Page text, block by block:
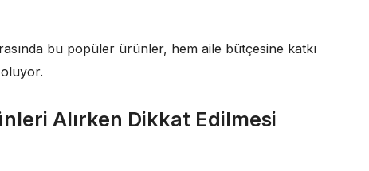
bu popüler ürünler, hem aile bütçesine katkı
Alırken Dikkat Edilmesi